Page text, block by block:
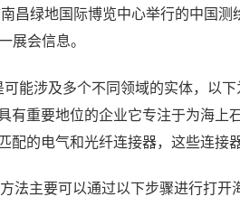
昌绿地国际博览中心举行的中国
展会信息。
可能涉及多个不同领域的实体，以
有重要地位的企业它专注于为海上
配的电气和光纤连接器，这些连接
法主要可以通过以下步骤进行打开